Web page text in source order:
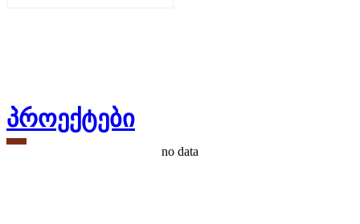
პროექტები
no data